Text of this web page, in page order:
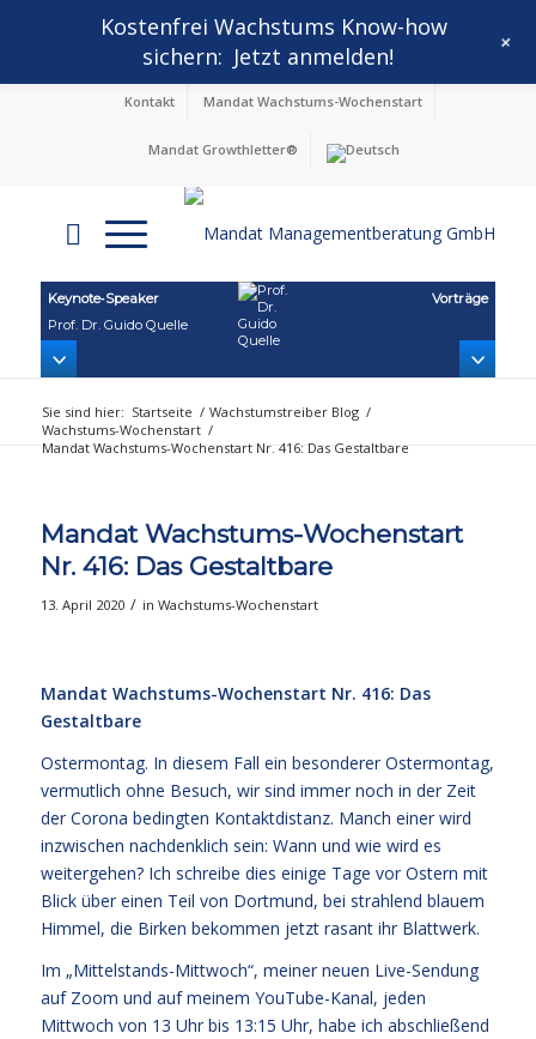
Kontakt Mandat Wachstums-Wochenstart
Mandat Growthletter®
Keynote‑Speaker
Prof. Dr. Guido Quelle
Vorträge
Sie sind hier: Startseite / Wachstumstreiber Blog /
Wachstums-Wochenstart /
Mandat Wachstums-Wochenstart Nr. 416: Das Gestaltbare
Mandat Wachstums-Wochenstart
Nr. 416: Das Gestaltbare
13. April 2020 / in Wachstums-Wochenstart
Mandat Wachstums-Wochenstart Nr. 416: Das
Gestaltbare
Ostermontag. In diesem Fall ein besonderer Ostermontag,
vermutlich ohne Besuch, wir sind immer noch in der Zeit
der Corona bedingten Kontaktdistanz. Manch einer wird
inzwischen nachdenklich sein: Wann und wie wird es
weitergehen? Ich schreibe dies einige Tage vor Ostern mit
Blick über einen Teil von Dortmund, bei strahlend blauem
Himmel, die Birken bekommen jetzt rasant ihr Blattwerk.
Im „Mittelstands-Mittwoch“, meiner neuen Live-Sendung
auf Zoom und auf meinem YouTube-Kanal, jeden
Mittwoch von 13 Uhr bis 13:15 Uhr, habe ich abschließend
Kostenfrei Wachstums Know-how
sichern: Jetzt anmelden! +